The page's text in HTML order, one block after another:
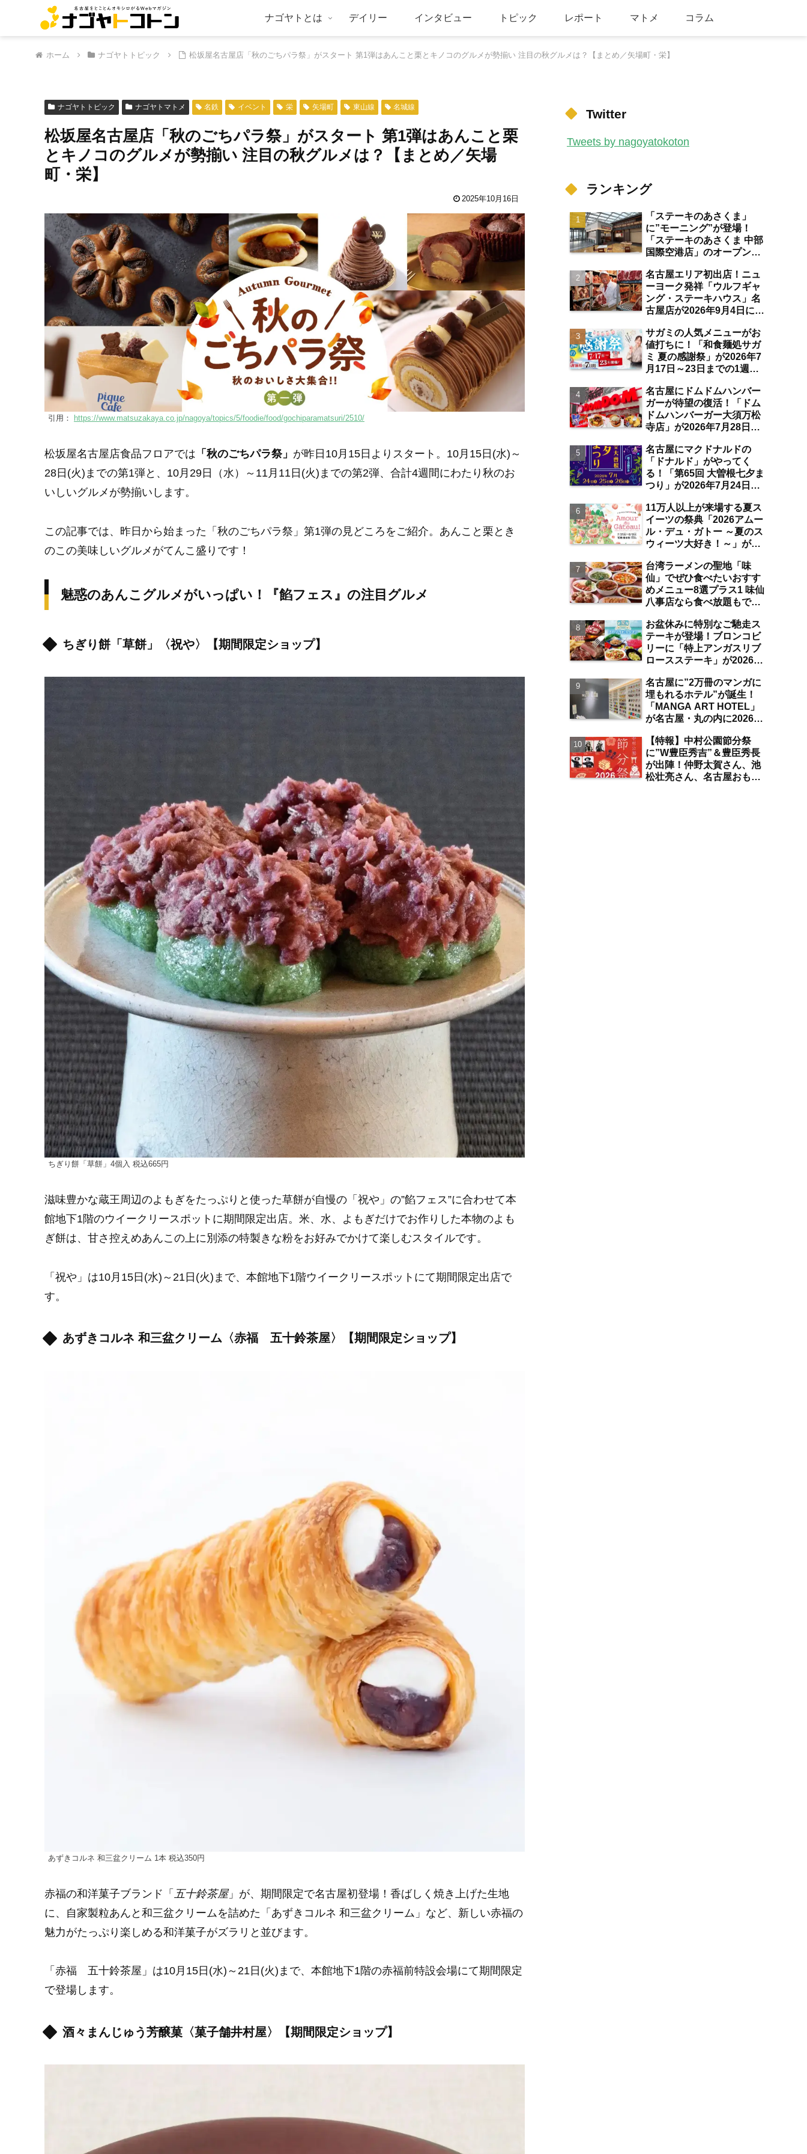
ナゴヤトとは デイリー インタビュー トピック レポート マトメ コラム
ホーム ナゴヤトトピック 松坂屋名古屋店「秋のごちパラ祭」がスタート 第1弾はあんこと栗とキノコのグルメが勢揃い 注目の秋グルメは？【まとめ／矢場町・栄】
ナゴヤトトピック ナゴヤトマトメ 名鉄 イベント 栄 矢場町 東山線 名城線
松坂屋名古屋店「秋のごちパラ祭」がスタート 第1弾はあんこと栗
とキノコのグルメが勢揃い 注目の秋グルメは？【まとめ／矢場
町・栄】
2025年10月16日
引用： https://www.matsuzakaya.co.jp/nagoya/topics/5/foodie/food/gochiparamatsuri/2510/
松坂屋名古屋店食品フロアでは 「秋のごちパラ祭」 が昨日10月15日よりスタート。10月15日(水)～
28日(火)までの第1弾と、10月29日（水）～11月11日(火)までの第2弾、合計4週間にわたり秋のお
いしいグルメが勢揃いします。
この記事では、昨日から始まった「秋のごちパラ祭」第1弾の見どころをご紹介。あんこと栗とき
のこの美味しいグルメがてんこ盛りです！
魅惑のあんこグルメがいっぱい！『餡フェス』の注目グルメ
ちぎり餅「草餅」〈祝や〉【期間限定ショップ】
ちぎり餅「草餅」4個入 税込665円
滋味豊かな蔵王周辺のよもぎをたっぷりと使った草餅が自慢の「祝や」の”餡フェス”に合わせて本
館地下1階のウイークリースポットに期間限定出店。米、水、よもぎだけでお作りした本物のよも
ぎ餅は、甘さ控えめあんこの上に別添の特製きな粉をお好みでかけて楽しむスタイルです。
「祝や」は10月15日(水)～21日(火)まで、本館地下1階ウイークリースポットにて期間限定出店で
す。
あずきコルネ 和三盆クリーム〈赤福 五十鈴茶屋〉【期間限定ショップ】
あずきコルネ 和三盆クリーム 1本 税込350円
赤福の和洋菓子ブランド「 五十鈴茶屋」が、期間限定で名古屋初登場！香ばしく焼き上げた生地
に、自家製粒あんと和三盆クリームを詰めた「あずきコルネ 和三盆クリーム」など、新しい赤福の
魅力がたっぷり楽しめる和洋菓子がズラリと並びます。
「赤福 五十鈴茶屋」は10月15日(水)～21日(火)まで、本館地下1階の赤福前特設会場にて期間限定
で登場します。
酒々まんじゅう芳醸菓〈菓子舗井村屋〉【期間限定ショップ】
Twitter
Tweets by nagoyatokoton
ランキング
「ステーキのあさくま」
に”モーニング”が登場！
「ステーキのあさくま 中部
国際空港店」のオープン日
空港店舗ならではの注目サ
ービスは？【中部国際空
港】
名古屋エリア初出店！ニュ
ーヨーク発祥「ウルフギャ
ング・ステーキハウス」名
古屋店が2026年9月4日に
にオープン【伏見】
サガミの人気メニューがお
値打ちに！「和食麺処サガ
ミ 夏の感謝祭」が2026年7
月17日～23日までの1週間
券のプレゼントも【名古屋
発】
名古屋にドムドムハンバー
ガーが待望の復活！「ドム
ドムハンバーガー大須万松
寺店」が2026年7月28日に
味わい＆注目ポイントは？
【レポート／大須観音・上
前津／独自取材】
名古屋にマクドナルドの
「ドナルド」がやってく
る！「第65回 大曽根七夕ま
つり」が2026年7月24日～
り・ジャズライブ・道路お
絵かきと楽しい企画がいっ
ぱいな夏祭りの見どころ
は？【まとめ／大曽根】
11万人以上が来場する夏ス
イーツの祭典「2026アムー
ル・デュ・ガトー ～夏のス
ウィーツ大好き！～」が
アール名古屋タカシマヤに
て開催 注目のスイーツは？
【名古屋駅】
台湾ラーメンの聖地「味
仙」でぜひ食べたいおすす
めメニュー8選プラス1 味仙
八事店なら食べ放題もでき
お盆休みに特別なご馳走ス
テーキが登場！ブロンコビ
リーに「特上アンガスリブ
ロースステーキ」が2026年
供 食べ放題の夏ブロンコ
ビュッフェにも注目【名古
屋発】
名古屋に”2万冊のマンガに
埋もれるホテル”が誕生！
「MANGA ART HOTEL」
が名古屋・丸の内に2026年
材で分かった新ホテルの注
目ポイントは？【丸の内／
独自取材】
【特報】中村公園節分祭
に”W豊臣秀吉”＆豊臣秀長
が出陣！仲野太賀さん、池
松壮亮さん、名古屋おもて